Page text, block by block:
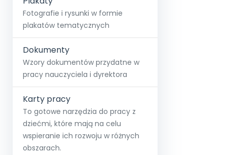
Fotografie i rysunki w formie
plakatów tematycznych
Dokumenty
Wzory dokumentów przydatne w
pracy nauczyciela i dyrektora
Karty pracy
To gotowe narzędzia do pracy z
dziećmi, które mają na celu
wspieranie ich rozwoju w różnych
obszarach.